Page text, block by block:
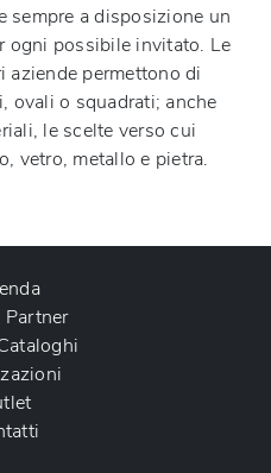
sempre a disposizione un
ogni possibile invitato. Le
aziende permettono di
ovali o squadrati; anche
le scelte verso cui
vetro, metallo e pietra.
Partner